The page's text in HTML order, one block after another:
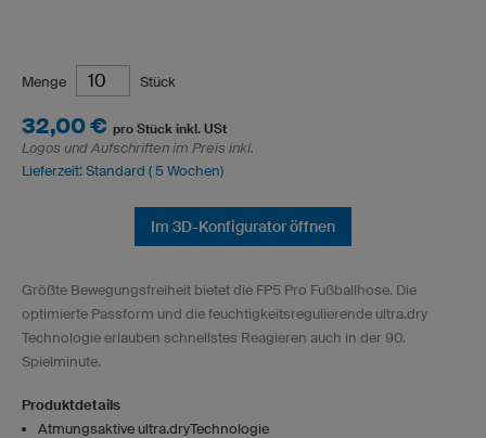
Menge Stück
32,00 € pro Stück inkl. USt
Logos und Aufschriften im Preis inkl.
Lieferzeit: Standard ( 5 Wochen)
Im 3D-Konfigurator öffnen
Größte Bewegungsfreiheit bietet die FP5 Pro Fußballhose. Die
optimierte Passform und die feuchtigkeitsregulierende ultra.dry
Technologie erlauben schnellstes Reagieren auch in der 90.
Spielminute.
Produktdetails
Atmungsaktive ultra.dryTechnologie